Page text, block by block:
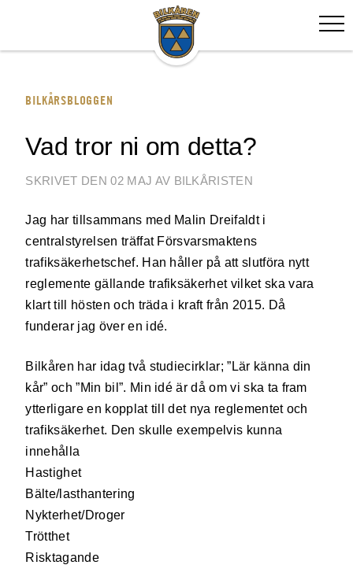
BILKÅRSBLOGGEN
Vad tror ni om detta?
SKRIVET DEN 02 MAJ AV BILKÅRISTEN
Jag har tillsammans med Malin Dreifaldt i
centralstyrelsen träffat Försvarsmaktens
trafiksäkerhetschef. Han håller på att slutföra nytt
reglemente gällande trafiksäkerhet vilket ska vara
klart till hösten och träda i kraft från 2015. Då
funderar jag över en idé.
Bilkåren har idag två studiecirklar; ”Lär känna din
kår” och ”Min bil”. Min idé är då om vi ska ta fram
ytterligare en kopplat till det nya reglementet och
trafiksäkerhet. Den skulle exempelvis kunna
innehålla
Hastighet
Bälte/lasthantering
Nykterhet/Droger
Trötthet
Risktagande